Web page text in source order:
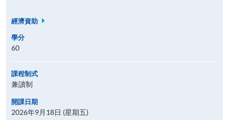
經濟資助
學分
60
課程制式
兼讀制
開課日期
2026年9月18日 (星期五)